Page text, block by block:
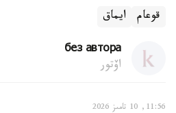
قوعام ايماق
без автора
اۆتور
11:56, 10 تامىز 2026